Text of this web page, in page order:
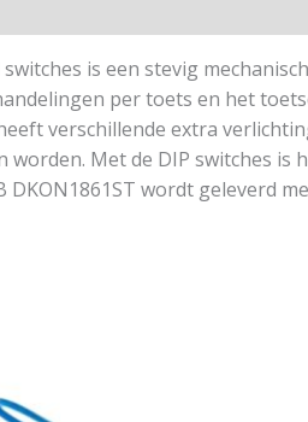
is een stevig
per toets en het
verschillende extra
Met de DIP switches
DKON1861ST wordt geleverd